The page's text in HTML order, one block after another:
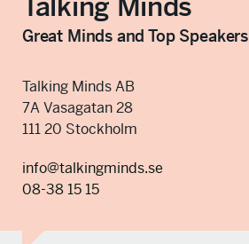
Talking Minds
Great Minds and Top Speakers
Talking Minds AB
7A Vasagatan 28
111 20 Stockholm
info@talkingminds.se
08-38 15 15